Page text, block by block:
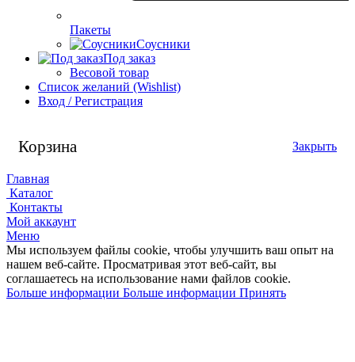
Пакеты
Соусники
Под заказ
Весовой товар
Список желаний (Wishlist)
Вход / Регистрация
Корзина Закрыть
Главная
Каталог
Контакты
Мой аккаунт
Меню
Мы используем файлы cookie, чтобы улучшить ваш опыт на
нашем веб-сайте. Просматривая этот веб-сайт, вы
соглашаетесь на использование нами файлов cookie.
Больше информации Больше информации Принять